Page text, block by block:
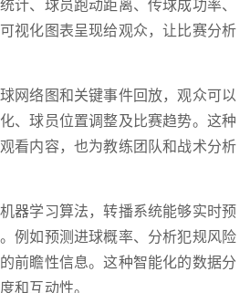
计、球员跑动距离、传球成功率、
视化图表呈现给观众，让比赛分析
网络图和关键事件回放，观众可以
、球员位置调整及比赛趋势。这种
看内容，也为教练团队和战术分析
器学习算法，转播系统能够实时预
例如预测进球概率、分析犯规风险
前瞻性信息。这种智能化的数据分